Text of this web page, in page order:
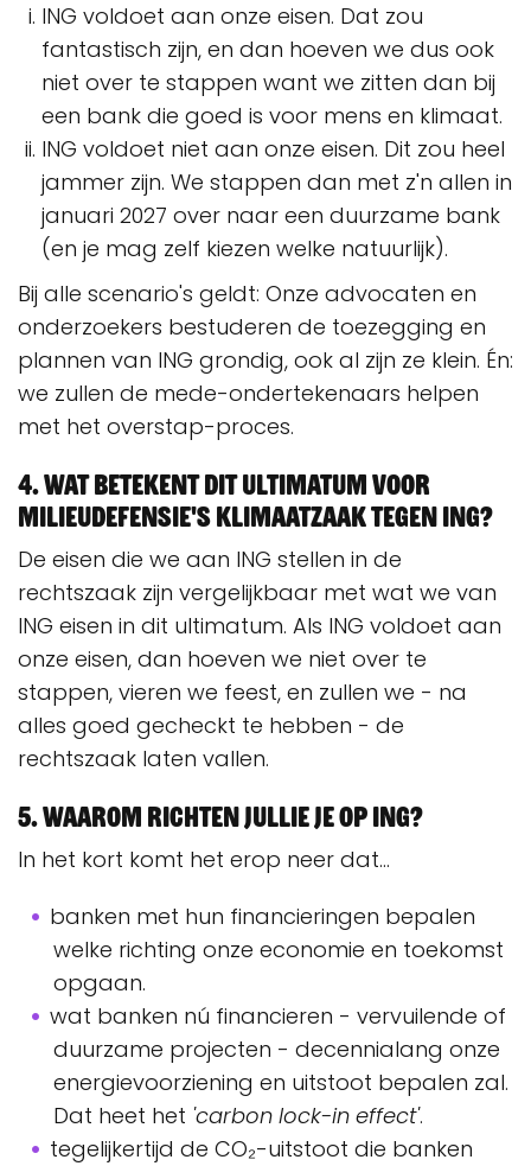
ING voldoet aan onze eisen. Dat zou
fantastisch zijn, en dan hoeven we dus ook
niet over te stappen want we zitten dan bij
een bank die goed is voor mens en klimaat.
ING voldoet niet aan onze eisen. Dit zou heel
jammer zijn. We stappen dan met z'n allen in
januari 2027 over naar een duurzame bank
(en je mag zelf kiezen welke natuurlijk).
Bij alle scenario's geldt: Onze advocaten en
onderzoekers bestuderen de toezegging en
plannen van ING grondig, ook al zijn ze klein. Én:
we zullen de mede-ondertekenaars helpen
met het overstap-proces.
4. Wat betekent dit ultimatum voor
Milieudefensie's Klimaatzaak tegen ING?
De eisen die we aan ING stellen in de
rechtszaak zijn vergelijkbaar met wat we van
ING eisen in dit ultimatum. Als ING voldoet aan
onze eisen, dan hoeven we niet over te
stappen, vieren we feest, en zullen we - na
alles goed gecheckt te hebben - de
rechtszaak laten vallen.
5. Waarom richten jullie je op ING?
In het kort komt het erop neer dat...
banken met hun financieringen bepalen
welke richting onze economie en toekomst
opgaan.
wat banken nú financieren - vervuilende of
duurzame projecten - decennialang onze
energievoorziening en uitstoot bepalen zal.
Dat heet het 'carbon lock-in effect'.
tegelijkertijd de CO₂-uitstoot die banken